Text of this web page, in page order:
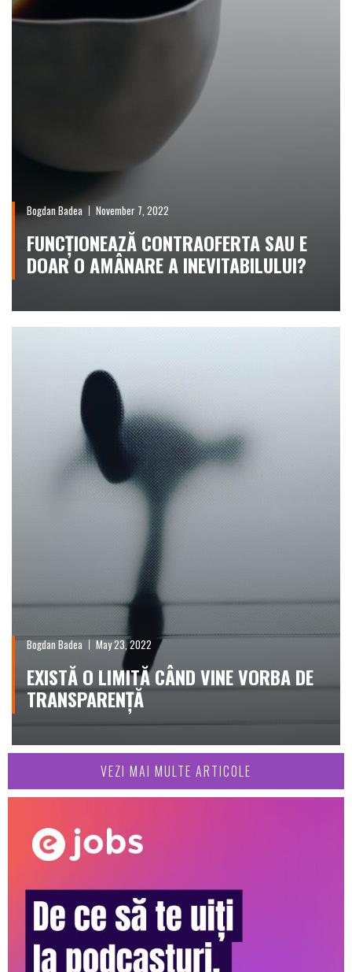
Bogdan Badea November 7, 2022
FUNCȚIONEAZĂ CONTRAOFERTA SAU E
DOAR O AMÂNARE A INEVITABILULUI?
Bogdan Badea May 23, 2022
EXISTĂ O LIMITĂ CÂND VINE VORBA DE
TRANSPARENȚĂ
VEZI MAI MULTE ARTICOLE